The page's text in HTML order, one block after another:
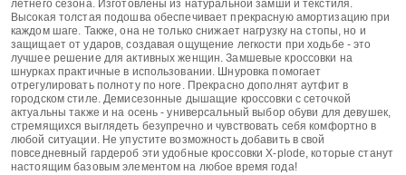
летнего сезона. Изготовлены из натуральной замши и текстиля.
Высокая толстая подошва обеспечивает прекрасную амортизацию при
каждом шаге. Также, она не только снижает нагрузку на стопы, но и
защищает от ударов, создавая ощущение легкости при ходьбе - это
лучшее решение для активных женщин. Замшевые кроссовки на
шнурках практичные в использовании. Шнуровка помогает
отрегулировать полноту по ноге. Прекрасно дополнят аутфит в
городском стиле. Демисезонные дышащие кроссовки с сеточкой
актуальны также и на осень - универсальный выбор обуви для девушек,
стремящихся выглядеть безупречно и чувствовать себя комфортно в
любой ситуации. Не упустите возможность добавить в свой
повседневный гардероб эти удобные кроссовки X-plode, которые станут
настоящим базовым элементом на любое время года!